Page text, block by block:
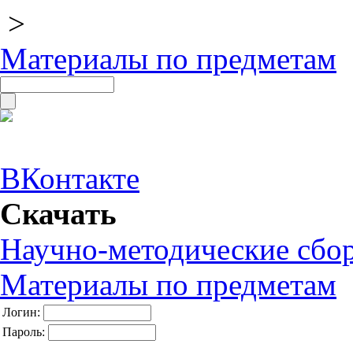
>
Материалы по предметам
ВКонтакте
Скачать
Научно-методические
Материалы по предметам
Логин:
Пароль: